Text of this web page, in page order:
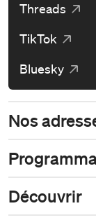
Threads
TikTok
Bluesky
Nos
Découvrir